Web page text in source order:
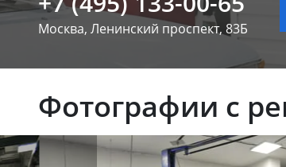
Москва, Ленинский проспект, 83Б
Фотографии с